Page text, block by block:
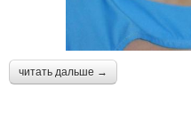
читать дальше →